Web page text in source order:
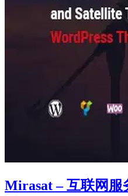
Mirasat – 互联网